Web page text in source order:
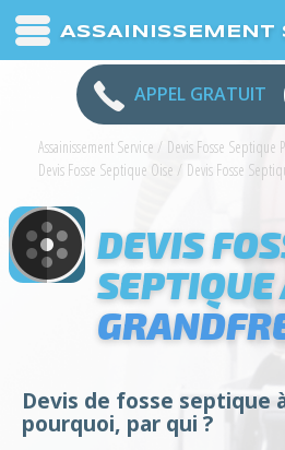
ASSAINISSEMENT
APPEL GRATUIT
Assainissement Service / Devis Fosse Septique
Devis Fosse Septique Oise / Devis Fosse
DEVIS
SEPTIQUE
Devis de fosse septique
pourquoi, par qui ?